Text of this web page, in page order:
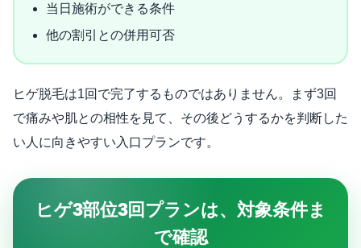
当日施術ができる条件
他の割引との併用可否
ヒゲ脱毛は1回で完了するものではありません。まず3回
で痛みや肌との相性を見て、その後どうするかを判断した
い人に向きやすい入口プランです。
ヒゲ3部位3回プランは、対象条件ま
で確認